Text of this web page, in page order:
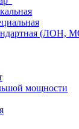
(ЛОН,
мощности